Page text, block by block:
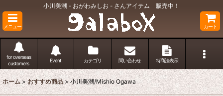
小川美潮 - おがわみしお - さんアイテム 販売中！
メニュー カート
for overseas
customers
Event カテゴリ 問い合わせ 特商法表示
ホーム > おすすめ商品 > 小川美潮/Mishio Ogawa